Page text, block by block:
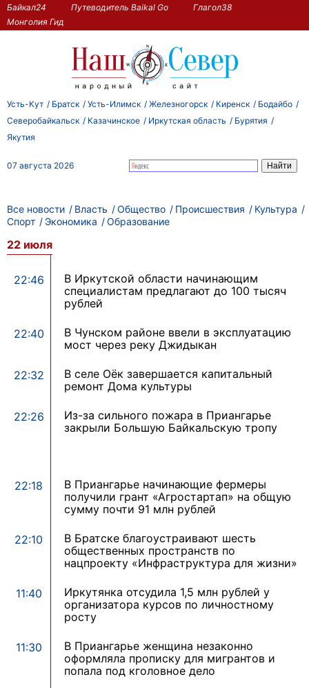
Байкал24 Путеводитель Baikal Go
Глагол38
Монголия Гид
Усть-Кут Братск Усть-Илимск Железногорск Киренск
Бодайбо
Северобайкальск
Казачинское Иркутская область
Бурятия
Якутия
07 августа 2026
Все новости Власть Общество Происшествия
Культура
Спорт
Экономика Образование
22 июля
22:46
В Иркутской области начинающим
специалистам предлагают до 100 тысяч
рублей
22:40
В Чунском районе ввели в эксплуатацию
мост через реку Джидыкан
22:32
В селе Оёк завершается капитальный
ремонт Дома культуры
22:26
Из-за сильного пожара в Приангарье
закрыли Большую Байкальскую тропу
22:18
В Приангарье начинающие фермеры
получили грант «Агростартап» на общую
сумму почти 91 млн рублей
22:10
В Братске благоустраивают шесть
общественных пространств по
нацпроекту «Инфраструктура для жизни»
11:40
Иркутянка отсудила 1,5 млн рублей у
организатора курсов по личностному
росту
11:30
В Приангарье женщина незаконно
оформляла прописку для мигрантов и
попала под кголовное дело